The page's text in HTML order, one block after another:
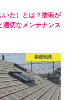
いた）とは？塗装が
適切なメンテナンス
基礎知識